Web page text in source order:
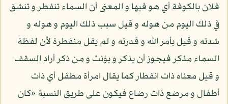
فلان بالكوفة أي هو فيها و المعنى أن السماء تنفطر و تنشق
في ذلك اليوم من هوله و قيل سبب ذلك اليوم و هوله و
شدته و قيل بأمر الله و قدرته و لم يقل منفطرة لأن لفظة
السماء مذكر فيجوز أن يذكر و يؤنث و من ذكر أراد السقف
و قيل معناه ذات انفطار كما يقال امرأة مطفل أي ذات
أطفال و مرضع ذات رضاع فيكون على طريق النسبة «كان